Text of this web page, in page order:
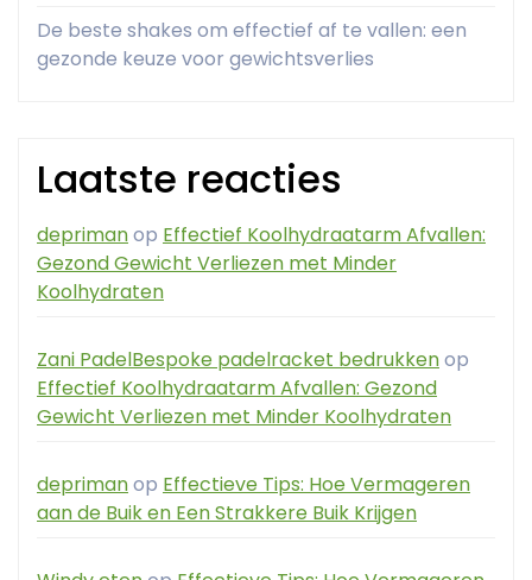
De beste shakes om effectief af te vallen: een
gezonde keuze voor gewichtsverlies
Laatste reacties
deprimanop Effectief Koolhydraatarm Afvallen:
Gezond Gewicht Verliezen met Minder
Koolhydraten
Zani PadelBespoke padelracket bedrukkenop
Effectief Koolhydraatarm Afvallen: Gezond
Gewicht Verliezen met Minder Koolhydraten
deprimanop Effectieve Tips: Hoe Vermageren
aan de Buik en Een Strakkere Buik Krijgen